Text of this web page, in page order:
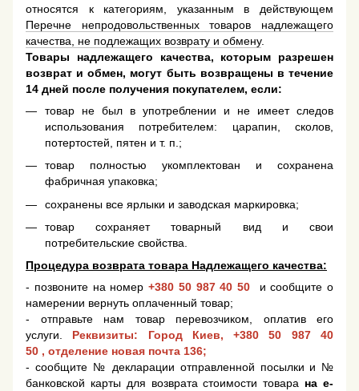
относятся к категориям, указанным в действующем
Перечне непродовольственных товаров надлежащего
качества, не подлежащих возврату и обмену.
Товары надлежащего качества, которым разрешен
возврат и обмен, могут быть возвращены в течение
14 дней после получения покупателем, если:
товар не был в употреблении и не имеет следов
использования потребителем: царапин, сколов,
потертостей, пятен и т. п.;
товар полностью укомплектован и сохранена
фабричная упаковка;
сохранены все ярлыки и заводская маркировка;
товар сохраняет товарный вид и свои
потребительские свойства.
Процедура возврата товара Надлежащего качества:
- позвоните на номер +380 50 987 40 50
и сообщите о
намерении вернуть оплаченный товар;
- отправьте нам товар перевозчиком, оплатив его
услуги. Реквизиты: Город Киев,+380 50 987 40
50 , отделение новая почта 136;
- сообщите № декларации отправленной посылки и №
банковской карты для возврата стоимости товара на e-